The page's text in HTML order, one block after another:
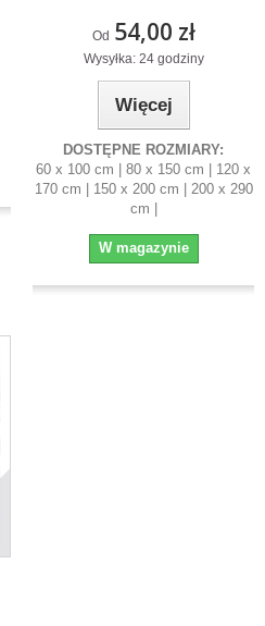
Od 54,00 zł
Wysyłka: 24 godziny
Więcej
DOSTĘPNE ROZMIARY:
60 x 100 cm | 80 x 150 cm | 120 x
170 cm | 150 x 200 cm | 200 x 290
cm |
W magazynie